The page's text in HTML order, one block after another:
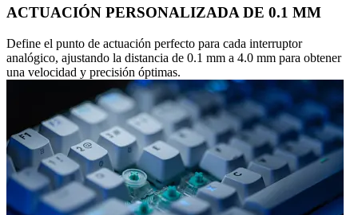
ACTUACIÓN PERSONALIZADA DE 0.1 MM
Define el punto de actuación perfecto para cada interruptor
analógico, ajustando la distancia de 0.1 mm a 4.0 mm para obtener
una velocidad y precisión óptimas.